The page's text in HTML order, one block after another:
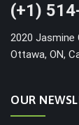
(+1)
2020 Jasmine
Ottawa, ON,
OUR